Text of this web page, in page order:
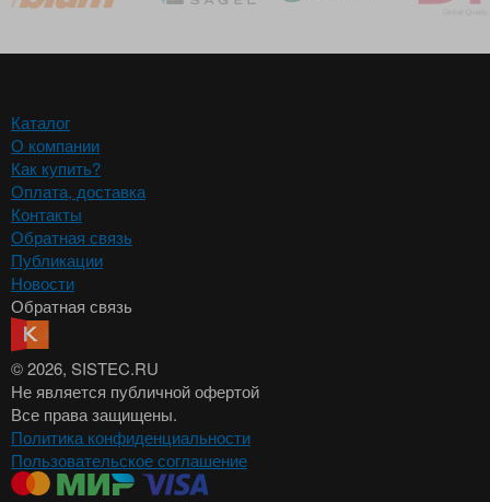
Каталог
О компании
Как купить?
Оплата, доставка
Контакты
Обратная связь
Публикации
Новости
Обратная связь
© 2026, SISTEC.RU
Не является публичной офертой
Все права защищены.
Политика конфиденциальности
Пользовательское соглашение